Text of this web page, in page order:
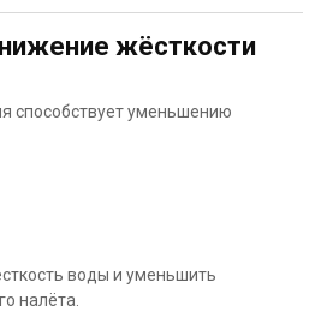
жёсткости
способствует уменьшению
воды и уменьшить
налёта.